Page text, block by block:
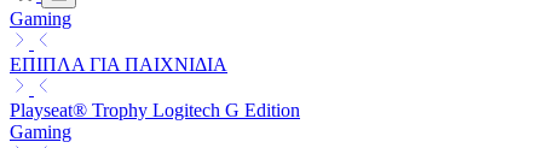
Gaming
ΕΠΙΠΛΑ ΓΙΑ ΠΑΙΧΝΙΔΙΑ
Playseat® Trophy Logitech G Edition
Gaming